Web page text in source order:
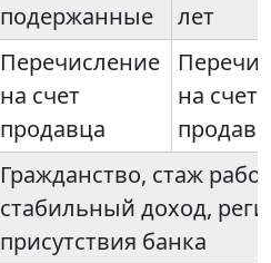
подержанные
лет
Перечисление
на счет
продавца
на счет
Гражданство, стаж
стабильный доход,
присутствия банка